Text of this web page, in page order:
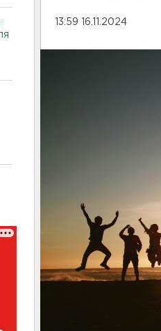
13:59 16.11.2024